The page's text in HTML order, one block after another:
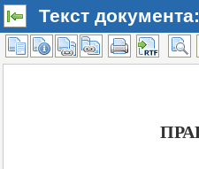
Текст документа: